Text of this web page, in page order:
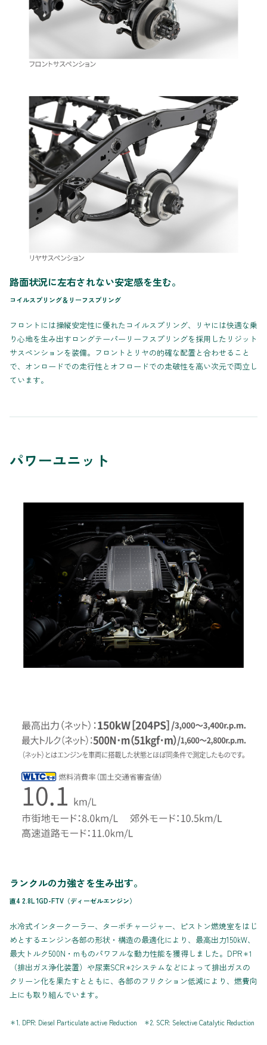
路面状況に左右されない安定感を生む。
コイルスプリング＆リーフスプリング
フロントには操縦安定性に優れたコイルスプリング、リヤには快適な乗
り心地を生み出すロングテーパーリーフスプリングを採用したリジット
サスペンションを装備。フロントとリヤの的確な配置と合わせること
で、オンロードでの走行性とオフロードでの走破性を高い次元で両立し
ています。
パワーユニット
ランクルの力強さを生み出す。
直4 2.8L 1GD-FTV（ディーゼルエンジン）
水冷式インタークーラー、ターボチャージャー、ピストン燃焼室をはじ
めとするエンジン各部の形状・構造の最適化により、最高出力150kW、
最大トルク500N・mものパワフルな動力性能を獲得しました。DPR＊1
（排出ガス浄化装置）や尿素SCR＊2システムなどによって排出ガスの
クリーン化を果たすとともに、各部のフリクション低減により、燃費向
上にも取り組んでいます。
＊1. DPR: Diesel Particulate active Reduction ＊2. SCR: Selective Catalytic Reduction